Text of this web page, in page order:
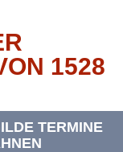
1528
TERMINE